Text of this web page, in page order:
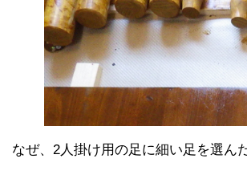
なぜ、2人掛け用の足に細い足を選ん